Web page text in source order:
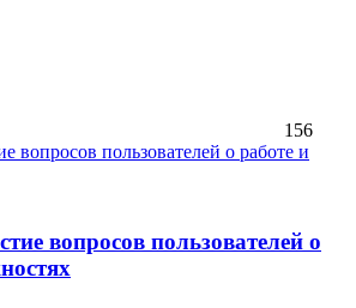
156
вопросов пользователей о